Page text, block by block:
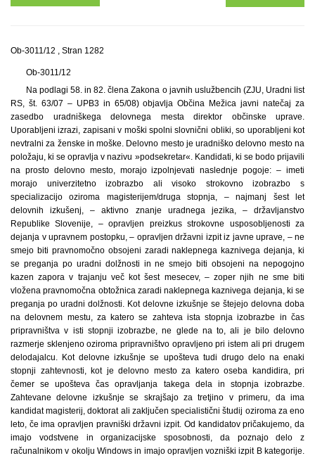
Ob-3011/12 , Stran 1282
Ob-3011/12
Na podlagi 58. in 82. člena Zakona o javnih uslužbencih (ZJU, Uradni list
RS, št. 63/07 – UPB3 in 65/08) objavlja Občina Mežica javni natečaj za
zasedbo uradniškega delovnega mesta direktor občinske uprave.
Uporabljeni izrazi, zapisani v moški spolni slovnični obliki, so uporabljeni kot
nevtralni za ženske in moške. Delovno mesto je uradniško delovno mesto na
položaju, ki se opravlja v nazivu »podsekretar«. Kandidati, ki se bodo prijavili
na prosto delovno mesto, morajo izpolnjevati naslednje pogoje: – imeti
morajo univerzitetno izobrazbo ali visoko strokovno izobrazbo s
specializacijo oziroma magisterijem/druga stopnja, – najmanj šest let
delovnih izkušenj, – aktivno znanje uradnega jezika, – državljanstvo
Republike Slovenije, – opravljen preizkus strokovne usposobljenosti za
dejanja v upravnem postopku, – opravljen državni izpit iz javne uprave, – ne
smejo biti pravnomočno obsojeni zaradi naklepnega kaznivega dejanja, ki
se preganja po uradni dolžnosti in ne smejo biti obsojeni na nepogojno
kazen zapora v trajanju več kot šest mesecev, – zoper njih ne sme biti
vložena pravnomočna obtožnica zaradi naklepnega kaznivega dejanja, ki se
preganja po uradni dolžnosti. Kot delovne izkušnje se štejejo delovna doba
na delovnem mestu, za katero se zahteva ista stopnja izobrazbe in čas
pripravništva v isti stopnji izobrazbe, ne glede na to, ali je bilo delovno
razmerje sklenjeno oziroma pripravništvo opravljeno pri istem ali pri drugem
delodajalcu. Kot delovne izkušnje se upošteva tudi drugo delo na enaki
stopnji zahtevnosti, kot je delovno mesto za katero oseba kandidira, pri
čemer se upošteva čas opravljanja takega dela in stopnja izobrazbe.
Zahtevane delovne izkušnje se skrajšajo za tretjino v primeru, da ima
kandidat magisterij, doktorat ali zaključen specialistični študij oziroma za eno
leto, če ima opravljen pravniški državni izpit. Od kandidatov pričakujemo, da
imajo vodstvene in organizacijske sposobnosti, da poznajo delo z
računalnikom v okolju Windows in imajo opravljen vozniški izpit B kategorije.